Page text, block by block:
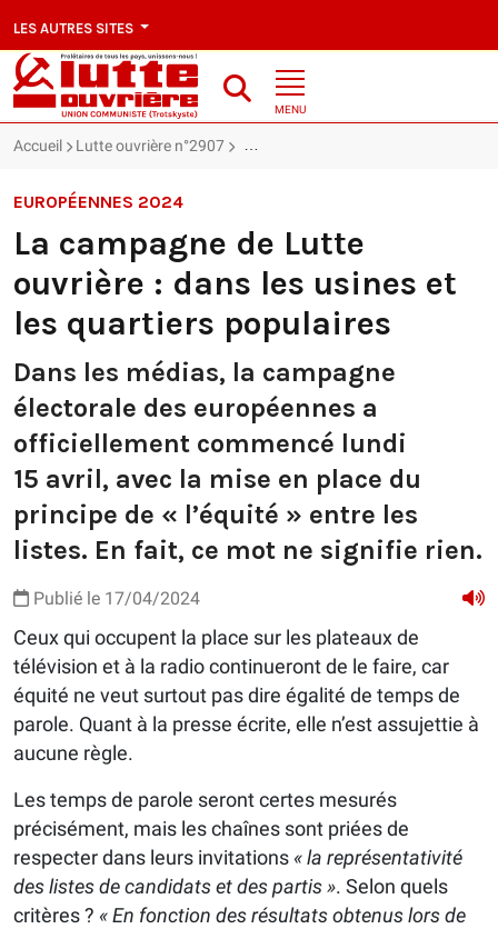
LES AUTRES SITES
MENU
Accueil Lutte ouvrière n°2907 La campagne de Lutte ouvrière :
EUROPÉENNES 2024
La campagne de Lutte
ouvrière : dans les usines et
les quartiers populaires
Dans les médias, la campagne
électorale des européennes a
officiellement commencé lundi
15 avril, avec la mise en place du
principe de « l’équité » entre les
listes. En fait, ce mot ne signifie rien.
Publié le 17/04/2024
Ceux qui occupent la place sur les plateaux de
télévision et à la radio continueront de le faire, car
équité ne veut surtout pas dire égalité de temps de
parole. Quant à la presse écrite, elle n’est assujettie à
aucune règle.
Les temps de parole seront certes mesurés
précisément, mais les chaînes sont priées de
respecter dans leurs invitations « la représentativité
des listes de candidats et des partis ». Selon quels
critères ? « En fonction des résultats obtenus lors de